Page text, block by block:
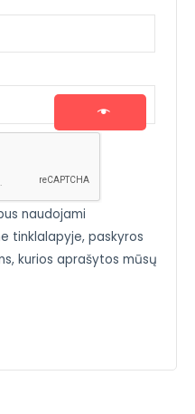
naudojami
tinklalapyje, paskyros
kurios aprašytos mūsų